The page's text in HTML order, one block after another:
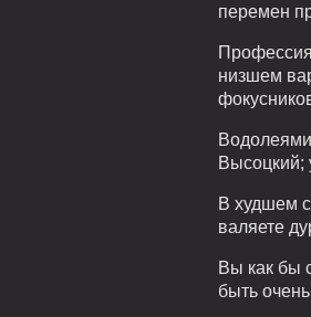
перемен
низшем
Высоцкий;
В худшем
валяете
Вы как бы
быть